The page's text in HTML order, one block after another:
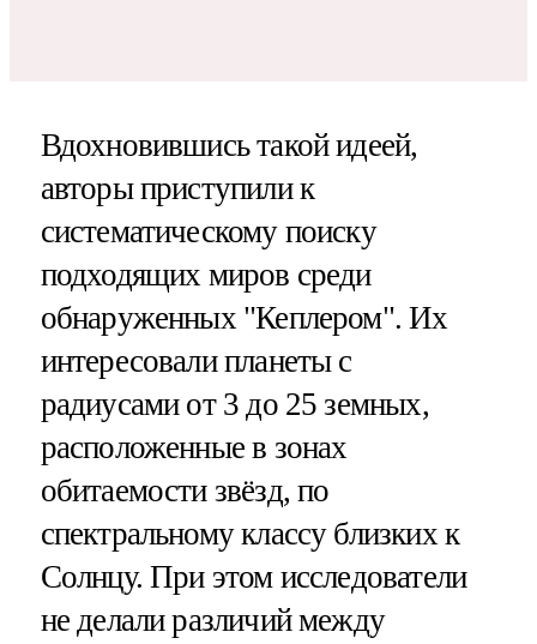
Вдохновившись такой идеей,
авторы приступили к
систематическому поиску
подходящих миров среди
обнаруженных "Кеплером". Их
интересовали планеты с
радиусами от 3 до 25 земных,
расположенные в зонах
обитаемости звёзд, по
спектральному классу близких к
Солнцу. При этом исследователи
не делали различий между